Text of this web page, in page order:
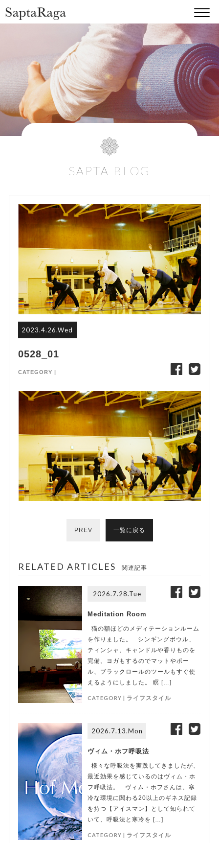
SAPTA BLOG
2023.4.26.Wed
0528_01
CATEGORY |
PREV 一覧に戻る
RELATED ARTICLES 関連記事
2026.7.28.Tue
Meditation Room
猫の額ほどのメディテーションルーム
を作りました。 シンギングボウル、
ティンシャ、キャンドルや香りものを
完備。ヨガもするのでマットやポー
ル、ブラックロールのツールもすぐ使
えるようにしました。 瞑 […]
CATEGORY | ライフスタイル
2026.7.13.Mon
ヴィム・ホフ呼吸法
様々な呼吸法を実践してきましたが、
最近効果を感じているのはヴィム・ホ
フ呼吸法。 ヴィム・ホフさんは、寒
冷な環境に関わる20以上のギネス記録
を持つ【アイスマン】として知られて
いて、呼吸法と寒冷を […]
CATEGORY | ライフスタイル